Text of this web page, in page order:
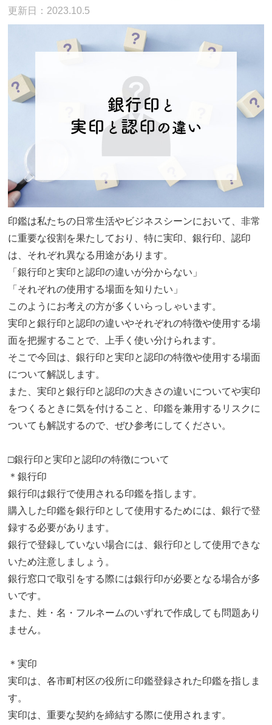
更新日：2023.10.5
印鑑は私たちの日常生活やビジネスシーンにおいて、非常
に重要な役割を果たしており、特に実印、銀行印、認印
は、それぞれ異なる用途があります。
「銀行印と実印と認印の違いが分からない」
「それぞれの使用する場面を知りたい」
このようにお考えの方が多くいらっしゃいます。
実印と銀行印と認印の違いやそれぞれの特徴や使用する場
面を把握することで、上手く使い分けられます。
そこで今回は、銀行印と実印と認印の特徴や使用する場面
について解説します。
また、実印と銀行印と認印の大きさの違いについてや実印
をつくるときに気を付けること、印鑑を兼用するリスクに
ついても解説するので、ぜひ参考にしてください。
□銀行印と実印と認印の特徴について
＊銀行印
銀行印は銀行で使用される印鑑を指します。
購入した印鑑を銀行印として使用するためには、銀行で登
録する必要があります。
銀行で登録していない場合には、銀行印として使用できな
いため注意しましょう。
銀行窓口で取引をする際には銀行印が必要となる場合が多
いです。
また、姓・名・フルネームのいずれで作成しても問題あり
ません。
＊実印
実印は、各市町村区の役所に印鑑登録された印鑑を指しま
す。
実印は、重要な契約を締結する際に使用されます。